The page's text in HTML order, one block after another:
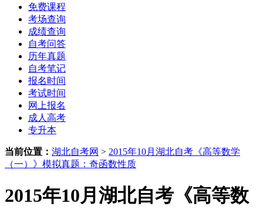
免费课程
考场查询
成绩查询
自考问答
历年真题
自考笔记
报名时间
考试时间
网上报名
成人高考
专升本
当前位置： 湖北自考网 > 2015年10月湖北自考《高等数学
（一）》模拟真题：奇函数性质
2015年10月湖北自考《高等数